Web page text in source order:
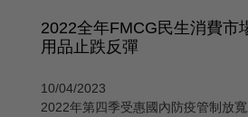
2022全年FMCG民生消費市
用品止跌反彈
10/04/2023
2022年第四季受惠國內防疫管制放